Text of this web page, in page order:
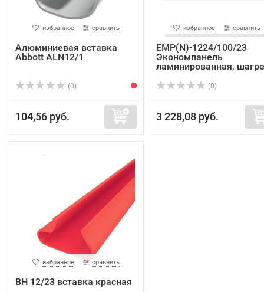
избранное сравнить
Алюминиевая вставка
Abbott ALN12/1
(0)
104,56 руб.
избранное сравнить
EMP(N)-1224/100/23
Экономпанель
ламинированная,
(0)
3 228,08 руб.
избранное сравнить
ВН 12/23 вставка красная